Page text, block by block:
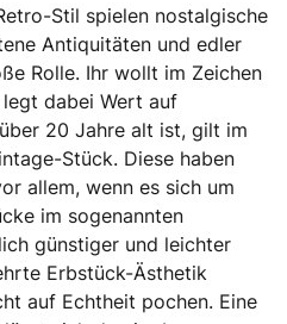
Stil spielen nostalgische
Antiquitäten und edler
Rolle. Ihr wollt im Zeichen
dabei Wert auf
20 Jahre alt ist, gilt im
Stück. Diese haben
allem, wenn es sich um
im sogenannten
günstiger und leichter
Erbstück-Ästhetik
auf Echtheit pochen. Eine